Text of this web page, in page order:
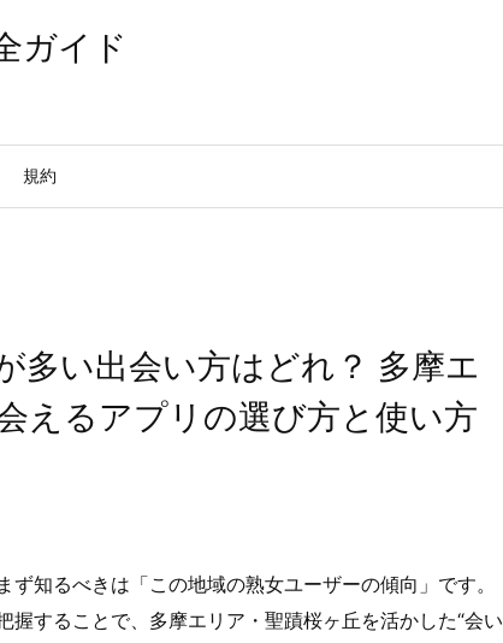
ガイド
規約
多い出会い方はどれ？ 多摩エ
えるアプリの選び方と使い方
知るべきは「この地域の熟女ユーザーの傾向」です。
握することで、多摩エリア・聖蹟桜ヶ丘を活かした“会い